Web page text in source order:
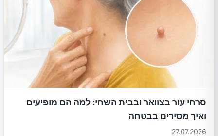
סרחי עור בצוואר ובבית השחי: למה הם מופיעים
ואיך מסירים בבטחה
27.07.2026